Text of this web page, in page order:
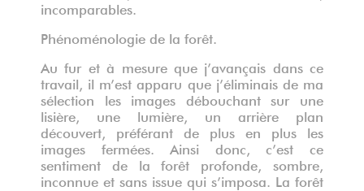
incomparables.
Phénoménologie de la forêt.
Au fur et à mesure que j’avançais dans ce
travail, il m’est apparu que j’éliminais de ma
sélection les images débouchant sur une
lisière, une lumière, un arrière plan
découvert, préférant de plus en plus les
images fermées. Ainsi donc, c’est ce
sentiment de la forêt profonde, sombre,
inconnue et sans issue qui s’imposa. La forêt